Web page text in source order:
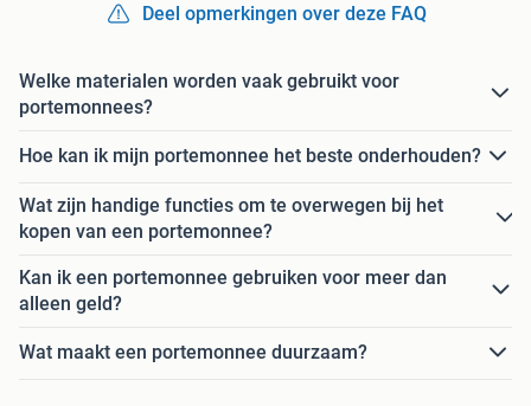
Deel opmerkingen over deze FAQ
Welke materialen worden vaak gebruikt voor
portemonnees?
Hoe kan ik mijn portemonnee het beste onderhouden?
Wat zijn handige functies om te overwegen bij het
kopen van een portemonnee?
Kan ik een portemonnee gebruiken voor meer dan
alleen geld?
Wat maakt een portemonnee duurzaam?